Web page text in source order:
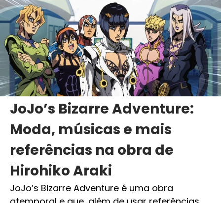
JoJo’s Bizarre Adventure:
Moda, músicas e mais
referências na obra de
Hirohiko Araki
JoJo’s Bizarre Adventure é uma obra